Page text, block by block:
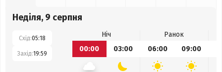
Неділя, 9 серпня
Схід:05:18
Захід:19:59
Ніч
Ранок
00:00
03:00 06:00 09:00